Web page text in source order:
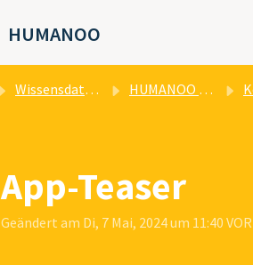
HUMANOO
Wissensdatenbank HUMANOO Health OS
App-Teaser
Geändert am Di, 7 Mai, 2024 um 11:40